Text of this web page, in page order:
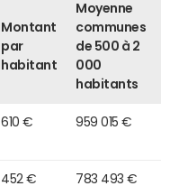
Montant
par
habitant
Moyenne
communes
de 500 à 2
000
habitants
610 € 959 015 €
452 € 783 493 €